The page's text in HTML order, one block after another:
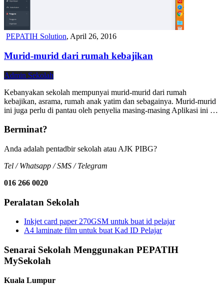
PEPATIH Solution, April 26, 2016
Murid-murid dari rumah kebajikan
Admin Sekolah
Kebanyakan sekolah mempunyai murid-murid dari rumah
kebajikan, asrama, rumah anak yatim dan sebagainya. Murid-murid
ini juga perlu di pantau oleh penyelia masing-masing Aplikasi ini …
Berminat?
Anda adalah pentadbir sekolah atau AJK PIBG?
Tel / Whatsapp / SMS / Telegram
016 266 0020
Peralatan Sekolah
Inkjet card paper 270GSM untuk buat id pelajar
A4 laminate film untuk buat Kad ID Pelajar
Senarai Sekolah Menggunakan PEPATIH
MySekolah
Kuala Lumpur